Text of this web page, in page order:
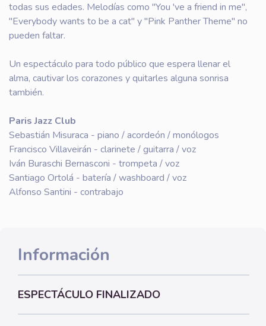
todas sus edades. Melodías como "You 've a friend in me",
"Everybody wants to be a cat" y "Pink Panther Theme" no
pueden faltar.
Un espectáculo para todo público que espera llenar el
alma, cautivar los corazones y quitarles alguna sonrisa
también.
Paris Jazz Club
Sebastián Misuraca - piano / acordeón / monólogos
Francisco Villaveirán - clarinete / guitarra / voz
Iván Buraschi Bernasconi - trompeta / voz
Santiago Ortolá - batería / washboard / voz
Alfonso Santini - contrabajo
Información
ESPECTÁCULO FINALIZADO